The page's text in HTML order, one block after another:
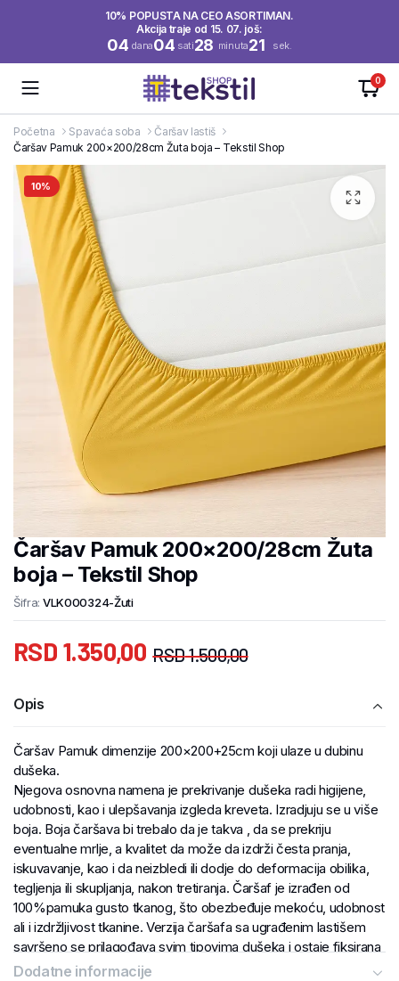
10% POPUSTA NA CEO ASORTIMAN.
Akcija traje od 15. 07. još:
04 dana04 sati28 minuta21 sek.
0
Početna Spavaća soba
Čaršav lastiš
Čaršav Pamuk 200×200/28cm Žuta boja – Tekstil Shop
10%
Čaršav Pamuk 200×200/28cm Žuta
boja – Tekstil Shop
Šifra: VLK000324-Žuti
RSD1.500,00
RSD 1.350,00
Opis
Čaršav Pamuk dimenzije 200×200+25cm koji ulaze u dubinu
dušeka.
Njegova osnovna namena je prekrivanje dušeka radi higijene,
udobnosti, kao i ulepšavanja izgleda kreveta. Izradjuju se u više
boja. Boja čaršava bi trebalo da je takva , da se prekriju
eventualne mrlje, a kvalitet da može da izdrži česta pranja,
iskuvavanje, kao i da neizbledi ili dodje do deformacija obilika,
tegljenja ili skupljanja, nakon tretiranja. Čaršaf je izrađen od
100%pamuka gusto tkanog, što obezbeđuje mekoću, udobnost
ali i izdržljivost tkanine. Verzija čaršafa sa ugrađenim lastišem
savršeno se prilagođava svim tipovima dušeka i ostaje fiksirana
tokom cele noći.
Dodatne informacije